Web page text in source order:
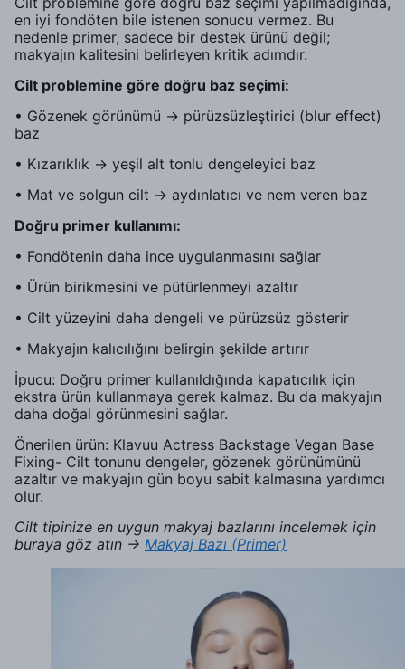
en iyi fondöten bile istenen sonucu vermez. Bu
nedenle primer, sadece bir destek ürünü değil;
makyajın kalitesini belirleyen kritik adımdır.
Cilt problemine göre doğru baz seçimi:
• Gözenek görünümü → pürüzsüzleştirici (blur effect)
baz
• Kızarıklık → yeşil alt tonlu dengeleyici baz
• Mat ve solgun cilt → aydınlatıcı ve nem veren baz
Doğru primer kullanımı:
• Fondötenin daha ince uygulanmasını sağlar
• Ürün birikmesini ve pütürlenmeyi azaltır
• Cilt yüzeyini daha dengeli ve pürüzsüz gösterir
• Makyajın kalıcılığını belirgin şekilde artırır
İpucu: Doğru primer kullanıldığında kapatıcılık için
ekstra ürün kullanmaya gerek kalmaz. Bu da makyajın
daha doğal görünmesini sağlar.
Önerilen ürün: Klavuu Actress Backstage Vegan Base
Fixing- Cilt tonunu dengeler, gözenek görünümünü
azaltır ve makyajın gün boyu sabit kalmasına yardımcı
olur.
Cilt tipinize en uygun makyaj bazlarını incelemek için
buraya göz atın → Makyaj Bazı (Primer)